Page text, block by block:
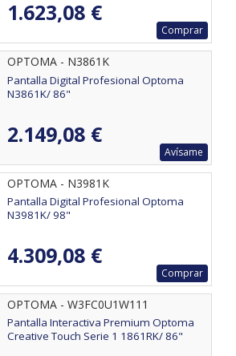
1.623,08 €
Comprar
OPTOMA - N3861K
Pantalla Digital Profesional Optoma
N3861K/ 86"
2.149,08 €
Avísame
OPTOMA - N3981K
Pantalla Digital Profesional Optoma
N3981K/ 98"
4.309,08 €
Comprar
OPTOMA - W3FC0U1W111
Pantalla Interactiva Premium Optoma
Creative Touch Serie 1 1861RK/ 86"